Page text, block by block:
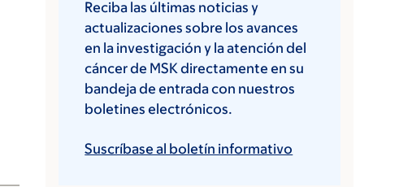
Reciba las últimas noticias y
actualizaciones sobre los avances
en la investigación y la atención del
cáncer de MSK directamente en su
bandeja de entrada con nuestros
boletines electrónicos.
Suscríbase al boletín informativo